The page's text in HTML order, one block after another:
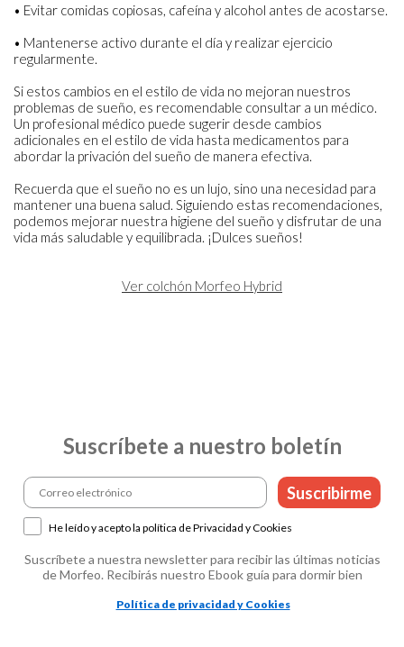
• Evitar comidas copiosas, cafeína y alcohol antes de acostarse.
• Mantenerse activo durante el día y realizar ejercicio
regularmente.
Si estos cambios en el estilo de vida no mejoran nuestros
problemas de sueño, es recomendable consultar a un médico.
Un profesional médico puede sugerir desde cambios
adicionales en el estilo de vida hasta medicamentos para
abordar la privación del sueño de manera efectiva.
Recuerda que el sueño no es un lujo, sino una necesidad para
mantener una buena salud. Siguiendo estas recomendaciones,
podemos mejorar nuestra higiene del sueño y disfrutar de una
vida más saludable y equilibrada. ¡Dulces sueños!
Ver colchón Morfeo Hybrid
Suscríbete a nuestro boletín
Suscribirme
He leído y acepto la política de Privacidad y Cookies
Suscríbete a nuestra newsletter para recibir las últimas noticias
de Morfeo. Recibirás nuestro Ebook guía para dormir bien
Política de privacidad y Cookies